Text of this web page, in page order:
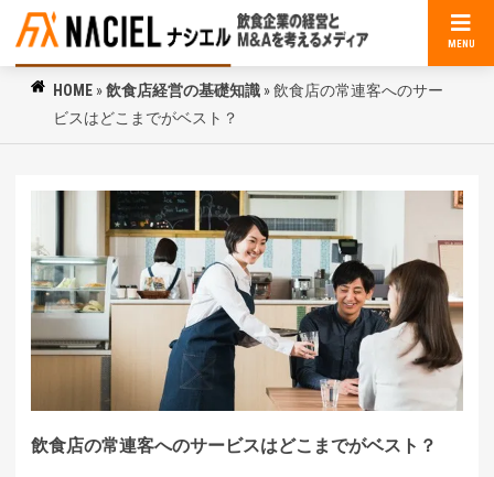
MENU
HOME »飲食店経営の基礎知識 »飲食店の常連客へのサー
ビスはどこまでがベスト？
飲食店の常連客へのサービスはどこまでがベスト？